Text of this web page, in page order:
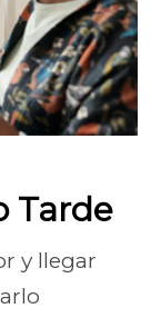
Tarde
y llegar